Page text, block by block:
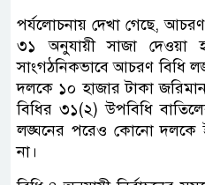
পর্যলোচনায় দেখা গেছে,
৩১ অনুযায়ী সাজা দেওয়া
সাংগঠনিকভাবে আচরণ বিধি
দলকে ১০ হাজার টাকা
বিধির ৩১(২) উপবিধি
লঙ্ঘনের পরেও কোনো দলকে
না।